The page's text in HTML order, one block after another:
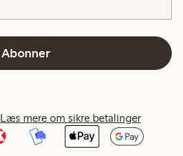
Abonner
Læs mere om sikre betalinger